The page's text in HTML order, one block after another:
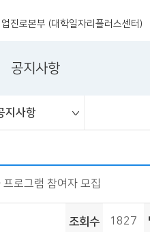
진로본부 (대학일자리플러스센터)
공지사항
지사항
취업상담
프로그램
채용공고
취업정보
커리어멘토링
취업진로본부
공지사항
대외활동
청년정책
취업 서포터즈
보도자료
로그램 참여자 모집
조회수 1827